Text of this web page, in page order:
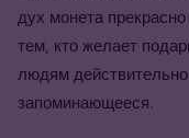
дух монета
тем, кто желает
людям
запоминающееся.